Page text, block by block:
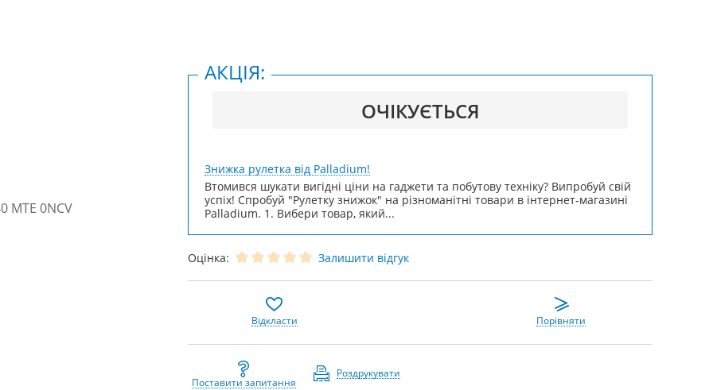
ОЧІКУЄТЬСЯ
АКЦІЯ:
Знижка рулетка від Palladium!
Втомився шукати вигідні ціни на гаджети та побутову техніку? Випробуй свій
успіх! Спробуй "Рулетку знижок" на різноманітні товари в інтернет-магазині
Palladium. 1. Вибери товар, який...
Оцінка: Залишити відгук
Відкласти Порівняти
Поставити запитання
Роздрукувати